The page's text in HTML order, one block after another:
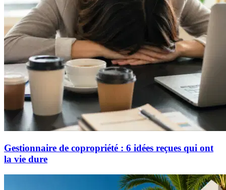
Gestionnaire de copropriété : 6 idées reçues qui ont
la vie dure